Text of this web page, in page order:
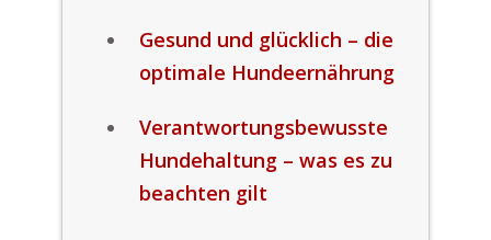
Gesund und glücklich – die
optimale Hundeernährung
Verantwortungsbewusste
Hundehaltung – was es zu
beachten gilt